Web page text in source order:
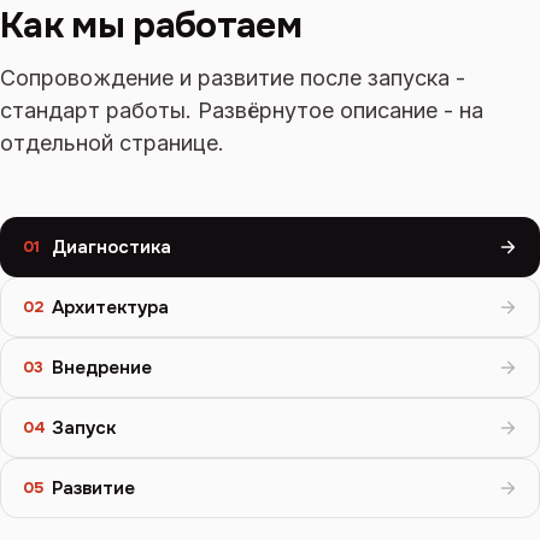
Как мы работаем
Сопровождение и развитие после запуска -
стандарт работы. Развёрнутое описание - на
отдельной странице.
01 Диагностика
02 Архитектура
03 Внедрение
04 Запуск
05 Развитие